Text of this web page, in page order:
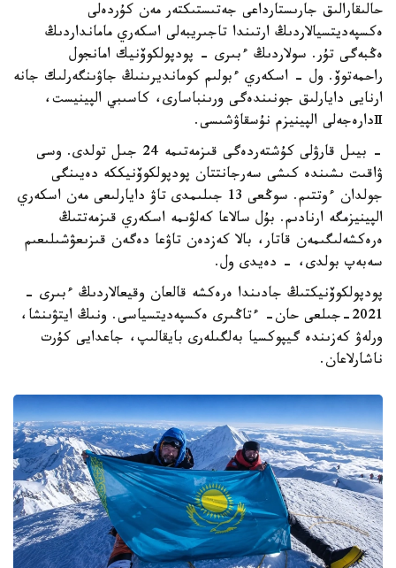
حالىقارالىق جارىستارداعى جەتىستىكتەر مەن كۇردەلى
ەكسپەديتسيالاردىڭ ارتىندا تاجىريبەلى اسكەري مامانداردىڭ
ەڭبەگى تۇر. سولاردىڭ ءبىرى - پودپولكوۆنيك امانجول
راحمەتوۆ. ول - اسكەري ءبولىم كومانديرىنىڭ جاۋىنگەرلىك جانە
ارنايى دايارلىق جونىندەگى ورىنباسارى، كاسىبي الپينيست،
Ⅱدارەجەلى الپينيزم نۇسقاۋشىسى.
- بيىل قارۋلى كۇشتەردەگى قىزمەتىمە 24 جىل تولدى. وسى
ۋاقىت ىشىندە كىشى سەرجانتتان پودپولكوۆنيككە دەيىنگى
جولدان ءوتتىم. سوڭعى 13 جىلىمدى تاۋ دايارلىعى مەن اسكەري
الپينيزمگە ارنادىم. بۇل سالاعا كەلۋىمە اسكەري قىزمەتتىڭ
ەرەكشەلىگىمەن قاتار، بالا كەزدەن تاۋعا دەگەن قىزىعۋشىلىعىم
سەبەپ بولدى، - دەيدى ول.
پودپولكوۆنيكتىڭ جادىندا ەرەكشە قالعان وقيعالاردىڭ ءبىرى -
2021-جىلعى حان- ءتاڭىرى ەكسپەديتسياسى. ونىڭ ايتۋىنشا،
ورلەۋ كەزىندە گيپوكسيا بەلگىلەرى بايقالىپ، جاعدايى كۇرت
ناشارلاعان.